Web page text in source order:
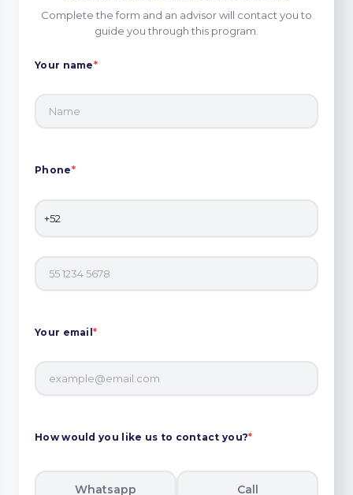
Complete the form and an advisor will contact you to
guide you through this program.
Your name*
Phone*
Your email*
How would you like us to contact you?*
Whatsapp Call